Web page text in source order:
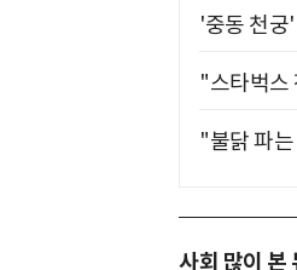
'중동 천
"스타벅스
"불닭 파
사회 많이 본